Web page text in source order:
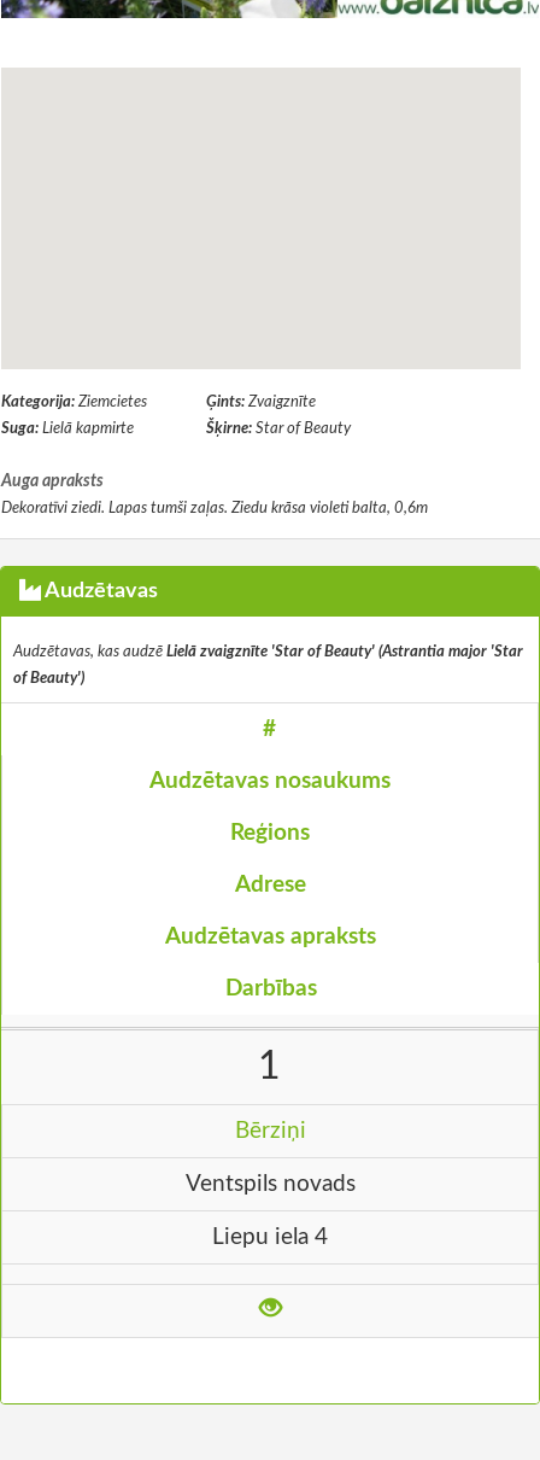
Kategorija: Ziemcietes Ģints: Zvaigznīte
Suga: Lielā kapmirte Šķirne: Star of Beauty
Auga apraksts
Dekoratīvi ziedi. Lapas tumši zaļas. Ziedu krāsa violeti balta, 0,6m
Audzētavas
Audzētavas, kas audzē Lielā zvaigznīte 'Star of Beauty' (Astrantia major 'Star
of Beauty')
#
Audzētavas nosaukums
Reģions
Adrese
Audzētavas apraksts
Darbības
1
Bērziņi
Ventspils novads
Liepu iela 4